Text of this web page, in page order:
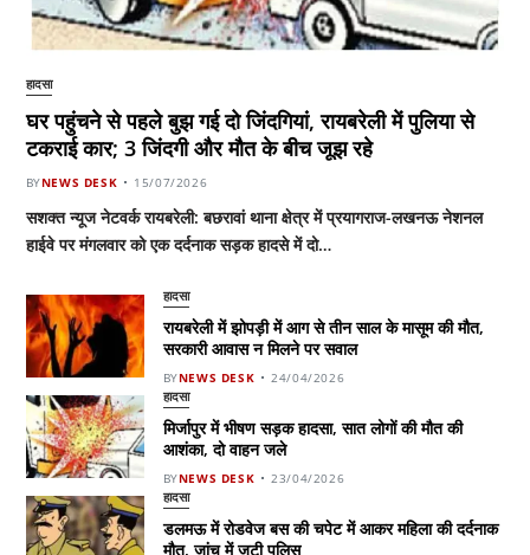
हादसा
घर पहुंचने से पहले बुझ गई दो जिंदगियां, रायबरेली में पुलिया से
टकराई कार; 3 जिंदगी और मौत के बीच जूझ रहे
BYNEWS DESK 15/07/2026
सशक्त न्यूज नेटवर्क रायबरेली: बछरावां थाना क्षेत्र में प्रयागराज-लखनऊ नेशनल
हाईवे पर मंगलवार को एक दर्दनाक सड़क हादसे में दो…
हादसा
रायबरेली में झोपड़ी में आग से तीन साल के मासूम की मौत,
सरकारी आवास न मिलने पर सवाल
BYNEWS DESK 24/04/2026
हादसा
मिर्जापुर में भीषण सड़क हादसा, सात लोगों की मौत की
आशंका, दो वाहन जले
BYNEWS DESK 23/04/2026
हादसा
डलमऊ में रोडवेज बस की चपेट में आकर महिला की दर्दनाक
मौत, जांच में जुटी पुलिस